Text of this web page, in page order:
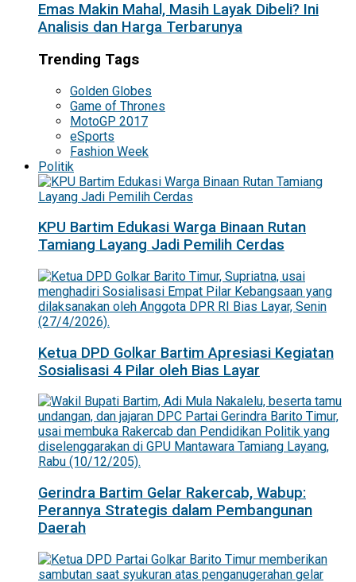
Emas Makin Mahal, Masih Layak Dibeli? Ini
Analisis dan Harga Terbarunya
Trending Tags
Golden Globes
Game of Thrones
MotoGP 2017
eSports
Fashion Week
Politik
KPU Bartim Edukasi Warga Binaan Rutan
Tamiang Layang Jadi Pemilih Cerdas
Ketua DPD Golkar Bartim Apresiasi Kegiatan
Sosialisasi 4 Pilar oleh Bias Layar
Gerindra Bartim Gelar Rakercab, Wabup:
Perannya Strategis dalam Pembangunan
Daerah